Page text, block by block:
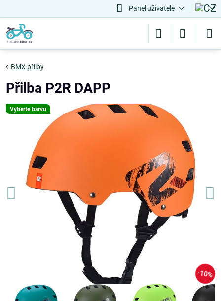
Panel uživatele
Vyberte barvu
10%
BMX přilby
Přilba P2R DAPP